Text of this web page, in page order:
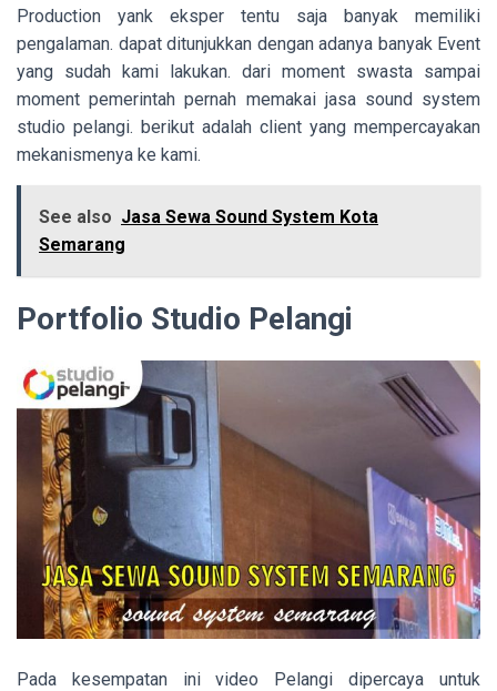
Production yank eksper tentu saja banyak memiliki
pengalaman. dapat ditunjukkan dengan adanya banyak Event
yang sudah kami lakukan. dari moment swasta sampai
moment pemerintah pernah memakai jasa sound system
studio pelangi. berikut adalah client yang mempercayakan
mekanismenya ke kami.
See also Jasa Sewa Sound System Kota
Semarang
Portfolio Studio Pelangi
Pada kesempatan ini video Pelangi dipercaya untuk